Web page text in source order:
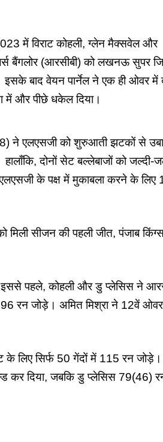
में विराट कोहली, ग्लेन मैक्सवेल और
बैंगलोर(आरसीबी) को लखनऊ सुपर
बाद वेयन पार्नेल ने एक ही ओवर में
में और पीछे धकेल दिया।
नेएलएसजीको शुरुआती झटकों से
दोनों सेट बल्लेबाजों को जल्दी-
के पक्ष में मुकाबला करने के लिए
सीजन की पहली जीत, पंजाब
पहले, कोहली और डु प्लेसिस ने
रन जोड़े। अमित मिश्रा ने 12वें
लिए सिर्फ 50 गेंदों में 115 रन जोड़े।
कर दिया, जबकि डु प्लेसिस 79(46)